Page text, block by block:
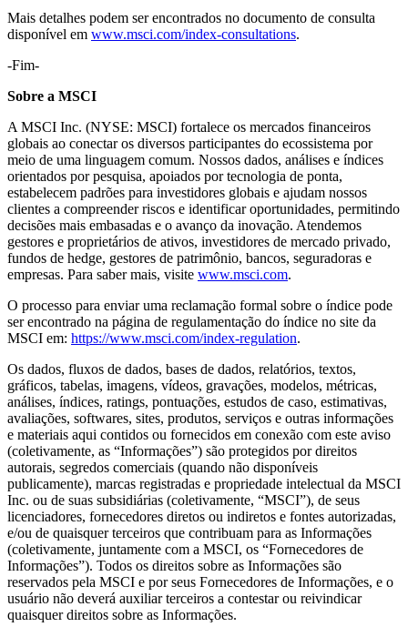
Mais detalhes podem ser encontrados no documento de consulta
disponível em www.msci.com/index-consultations.
-Fim-
Sobre a MSCI
A MSCI Inc. (NYSE: MSCI) fortalece os mercados financeiros
globais ao conectar os diversos participantes do ecossistema por
meio de uma linguagem comum. Nossos dados, análises e índices
orientados por pesquisa, apoiados por tecnologia de ponta,
estabelecem padrões para investidores globais e ajudam nossos
clientes a compreender riscos e identificar oportunidades, permitindo
decisões mais embasadas e o avanço da inovação. Atendemos
gestores e proprietários de ativos, investidores de mercado privado,
fundos de hedge, gestores de patrimônio, bancos, seguradoras e
empresas. Para saber mais, visite www.msci.com.
O processo para enviar uma reclamação formal sobre o índice pode
ser encontrado na página de regulamentação do índice no site da
MSCI em: https://www.msci.com/index-regulation.
Os dados, fluxos de dados, bases de dados, relatórios, textos,
gráficos, tabelas, imagens, vídeos, gravações, modelos, métricas,
análises, índices, ratings, pontuações, estudos de caso, estimativas,
avaliações, softwares, sites, produtos, serviços e outras informações
e materiais aqui contidos ou fornecidos em conexão com este aviso
(coletivamente, as “Informações”) são protegidos por direitos
autorais, segredos comerciais (quando não disponíveis
publicamente), marcas registradas e propriedade intelectual da MSCI
Inc. ou de suas subsidiárias (coletivamente, “MSCI”), de seus
licenciadores, fornecedores diretos ou indiretos e fontes autorizadas,
e/ou de quaisquer terceiros que contribuam para as Informações
(coletivamente, juntamente com a MSCI, os “Fornecedores de
Informações”). Todos os direitos sobre as Informações são
reservados pela MSCI e por seus Fornecedores de Informações, e o
usuário não deverá auxiliar terceiros a contestar ou reivindicar
quaisquer direitos sobre as Informações.